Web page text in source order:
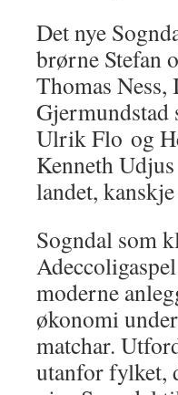
Det nye
brørne Stefan
Thomas
Gjermundstad
Ulrik Flo og
Kenneth
landet,
Sogndal som
moderne
økonomi
matchar.
utanfor fylket,